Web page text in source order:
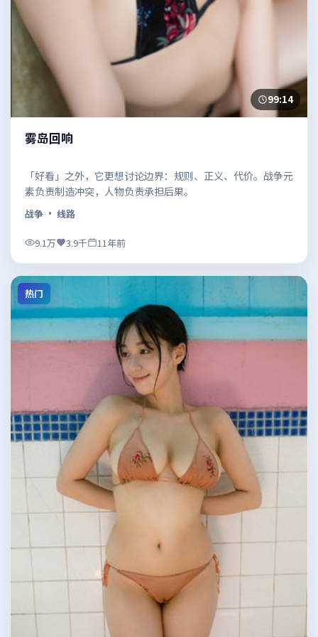
99:14
雾岛回响
「好看」之外，它更想讨论边界：规则、正义、代价。战争元
素负责制造冲突，人物负责承担后果。
战争 · 线路
9.1万 3.9千 11年前
热门